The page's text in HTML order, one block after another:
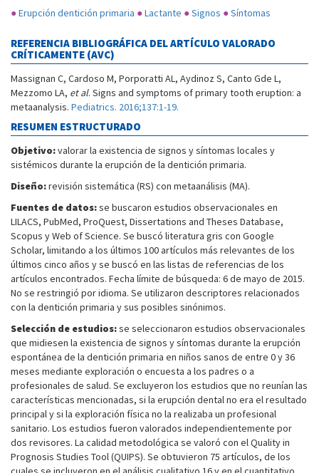
●Erupción dentición primaria ●Lactante ●Signos ●Síntomas
REFERENCIA BIBLIOGRÁFICA DEL ARTÍCULO VALORADO
CRÍTICAMENTE (AVC)
Massignan C, Cardoso M, Porporatti AL, Aydinoz S, Canto Gde L,
Mezzomo LA, et al. Signs and symptoms of primary tooth eruption: a
metaanalysis. Pediatrics. 2016;137:1-19.
RESUMEN ESTRUCTURADO
Objetivo:valorar la existencia de signos y síntomas locales y
sistémicos durante la erupción de la dentición primaria.
Diseño:revisión sistemática (RS) con metaanálisis (MA).
Fuentes de datos:se buscaron estudios observacionales en
LILACS, PubMed, ProQuest, Dissertations and Theses Database,
Scopus y Web of Science. Se buscó literatura gris con Google
Scholar, limitando a los últimos 100 artículos más relevantes de los
últimos cinco años y se buscó en las listas de referencias de los
artículos encontrados. Fecha límite de búsqueda: 6 de mayo de 2015.
No se restringió por idioma. Se utilizaron descriptores relacionados
con la dentición primaria y sus posibles sinónimos.
Selección de estudios:se seleccionaron estudios observacionales
que midiesen la existencia de signos y síntomas durante la erupción
espontánea de la dentición primaria en niños sanos de entre 0 y 36
meses mediante exploración o encuesta a los padres o a
profesionales de salud. Se excluyeron los estudios que no reunían las
características mencionadas, si la erupción dental no era el resultado
principal y si la exploración física no la realizaba un profesional
sanitario. Los estudios fueron valorados independientemente por
dos revisores. La calidad metodológica se valoró con el Quality in
Prognosis Studies Tool (QUIPS). Se obtuvieron 75 artículos, de los